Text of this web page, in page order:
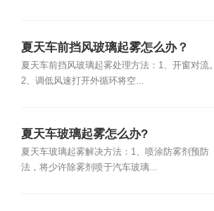
夏天车前挡风玻璃起雾怎么办？
夏天车前挡风玻璃起雾处理方法：1、开窗对流。
2、调低风速打开外循环将空...
夏天车玻璃起雾怎么办?
夏天车玻璃起雾解决方法：1、喷涂防雾剂预防
法，将少许除雾剂喷于汽车玻璃...